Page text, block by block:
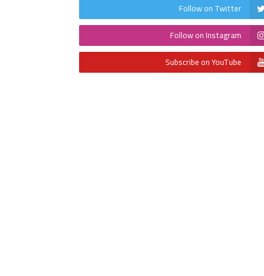
Follow on Twitter
Follow on Instagram
Subscribe on YouTube